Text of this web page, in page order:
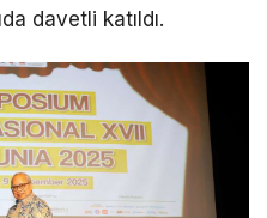
davetli katıldı.